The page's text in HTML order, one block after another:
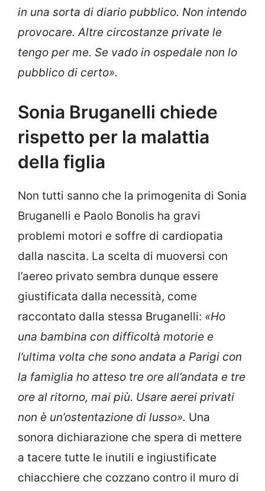
in una sorta di diario pubblico. Non intendo
provocare. Altre circostanze private le
tengo per me. Se vado in ospedale non lo
pubblico di certo».
Sonia Bruganelli chiede
rispetto per la malattia
della figlia
Non tutti sanno che la primogenita di Sonia
Bruganelli e Paolo Bonolis ha gravi
problemi motori e soffre di cardiopatia
dalla nascita. La scelta di muoversi con
l’aereo privato sembra dunque essere
giustificata dalla necessità, come
raccontato dalla stessa Bruganelli: «Ho
una bambina con difficoltà motorie e
l’ultima volta che sono andata a Parigi con
la famiglia ho atteso tre ore all’andata e tre
ore al ritorno, mai più. Usare aerei privati
non è un’ostentazione di lusso». Una
sonora dichiarazione che spera di mettere
a tacere tutte le inutili e ingiustificate
chiacchiere che cozzano contro il muro di